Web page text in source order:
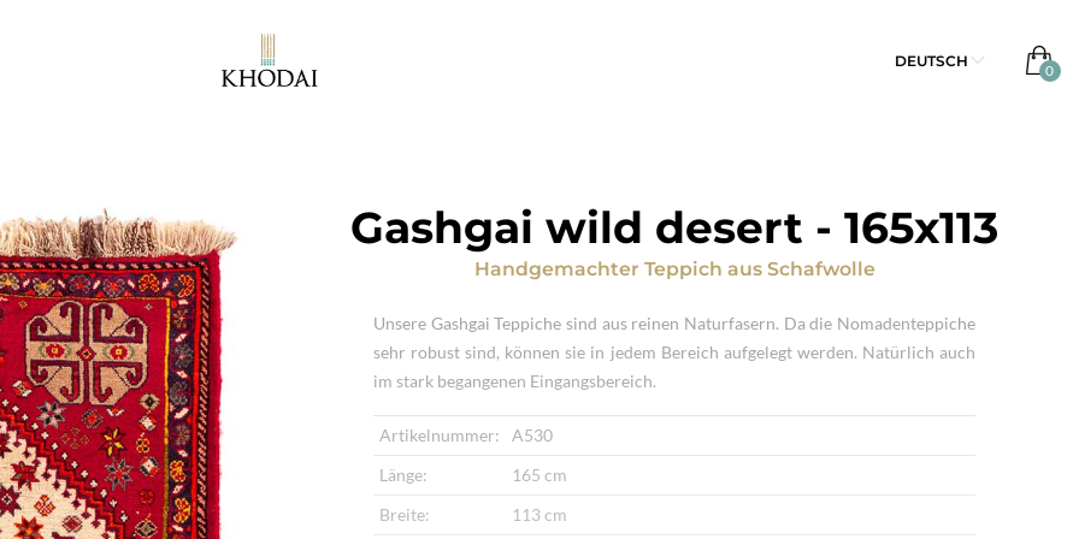
DEUTSCH
Gashgai wild desert - 165x113
Handgemachter Teppich aus Schafwolle
Unsere Gashgai Teppiche sind aus reinen Naturfasern. Da die Nomadenteppiche
sehr robust sind, können sie in jedem Bereich aufgelegt werden. Natürlich auch
im stark begangenen Eingangsbereich.
Artikelnummer:
A530
Länge:
165 cm
Breite:
113 cm